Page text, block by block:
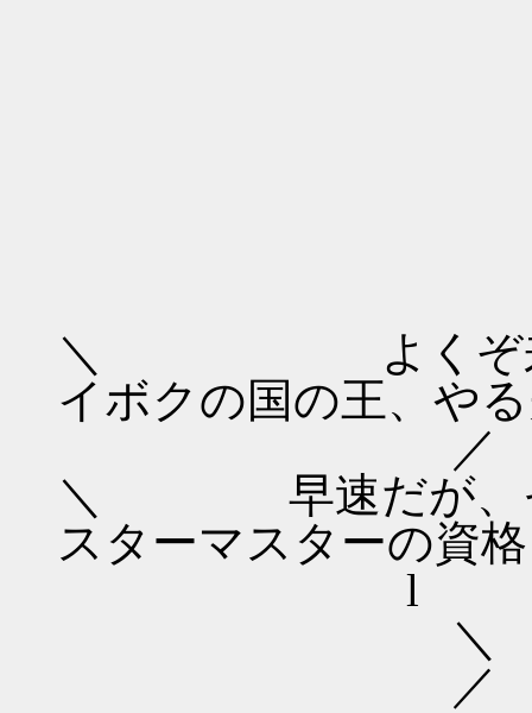
＼ よくぞ来た
イボクの国の王、や
／ （●
＼ 早速だが、そ
スターマスターの資
l ⌒（__
＼
／